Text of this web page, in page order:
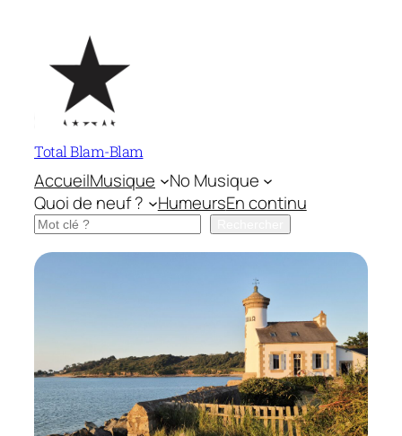
contenu
Total Blam-Blam
AccueilMusique
No Musique
Quoi de neuf ?
HumeursEn continu
Rechercher